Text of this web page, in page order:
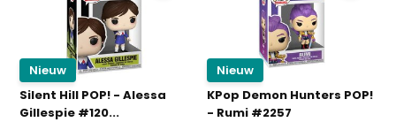
Nieuw
Silent Hill POP! - Alessa
Gillespie #120...
Nieuw
KPop Demon Hunters POP!
- Rumi #2257